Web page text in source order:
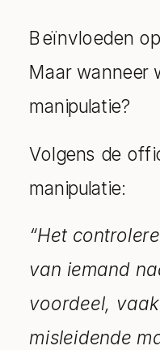
Beïnvloeden
Maar wanneer
manipulatie?
Volgens de
manipulatie:
“Het
van iemand
voordeel,
misleidende